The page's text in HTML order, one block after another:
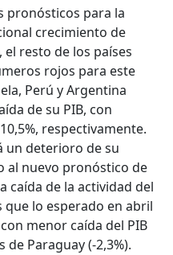
pronósticos para la
crecimiento de
resto de los países
rojos para este
Perú y Argentina
de su PIB, con
respectivamente.
un deterioro de su
al nuevo pronóstico de
caída de la actividad del
lo esperado en abril
menor caída del PIB
de Paraguay (-2,3%).